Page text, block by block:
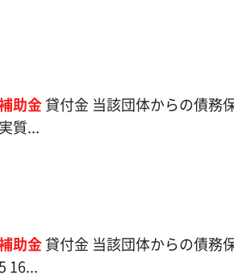
助金貸付金 当該団体からの債務
質...
助金貸付金 当該団体からの債務
16...